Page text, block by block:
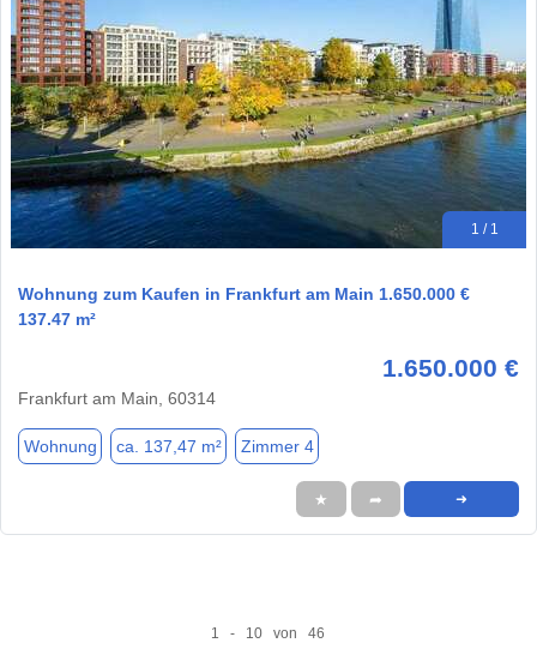
1 / 1
Wohnung zum Kaufen in Frankfurt am Main 1.650.000 €
137.47 m²
1.650.000 €
Frankfurt am Main, 60314
Wohnung ca. 137,47 m² Zimmer 4
★ ➦ ➜
1 - 10 von 46